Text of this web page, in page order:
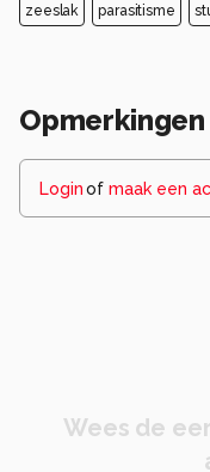
zeeslak parasitisme
Opmerkingen
Loginof maak een
Wees de